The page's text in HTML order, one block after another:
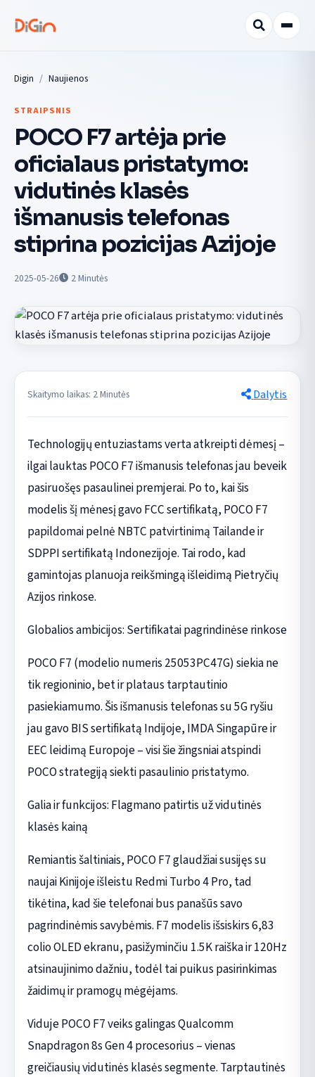
Digin Naujienos
STRAIPSNIS
POCO F7 artėja prie
oficialaus pristatymo:
vidutinės klasės
išmanusis telefonas
stiprina pozicijas Azijoje
2025-05-26 2Minutės
Skaitymo laikas: 2 Minutės Dalytis
Technologijų entuziastams verta atkreipti dėmesį –
ilgai lauktas POCO F7 išmanusis telefonas jau beveik
pasiruošęs pasaulinei premjerai. Po to, kai šis
modelis šį mėnesį gavo FCC sertifikatą, POCO F7
papildomai pelnė NBTC patvirtinimą Tailande ir
SDPPI sertifikatą Indonezijoje. Tai rodo, kad
gamintojas planuoja reikšmingą išleidimą Pietryčių
Azijos rinkose.
Globalios ambicijos: Sertifikatai pagrindinėse rinkose
POCO F7 (modelio numeris 25053PC47G) siekia ne
tik regioninio, bet ir plataus tarptautinio
pasiekiamumo. Šis išmanusis telefonas su 5G ryšiu
jau gavo BIS sertifikatą Indijoje, IMDA Singapūre ir
EEC leidimą Europoje – visi šie žingsniai atspindi
POCO strategiją siekti pasaulinio pristatymo.
Galia ir funkcijos: Flagmano patirtis už vidutinės
klasės kainą
Remiantis šaltiniais, POCO F7 glaudžiai susijęs su
naujai Kinijoje išleistu Redmi Turbo 4 Pro, tad
tikėtina, kad šie telefonai bus panašūs savo
pagrindinėmis savybėmis. F7 modelis išsiskirs 6,83
colio OLED ekranu, pasižyminčiu 1.5K raiška ir 120Hz
atsinaujinimo dažniu, todėl tai puikus pasirinkimas
žaidimų ir pramogų mėgėjams.
Viduje POCO F7 veiks galingas Qualcomm
Snapdragon 8s Gen 4 procesorius – vienas
greičiausių vidutinės klasės segmente. Tarptautinės